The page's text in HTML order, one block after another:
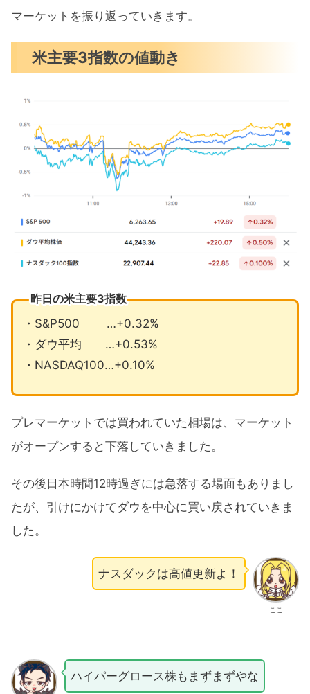
S&P500チャート分析
米国市場のトピックス
パウエル議長解任の可能性は低い
ゴールドマン株式トレーディング収益
過去最高
7月の注目イベントについて
マーケットを振り返っていきます。
米主要3指数の値動き
昨日の米主要3指数
・S&P500 …+0.32%
・ダウ平均 …+0.53%
・NASDAQ100…+0.10%
プレマーケットでは買われていた相場は、マーケット
がオープンすると下落していきました。
その後日本時間12時過ぎには急落する場面もありまし
たが、引けにかけてダウを中心に買い戻されていきま
した。
ここ
ナスダックは高値更新よ！
ハイパーグロース株もまずまずやな